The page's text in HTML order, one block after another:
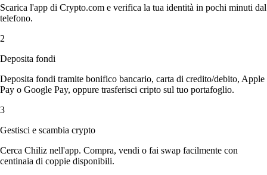
Scarica l'app di Crypto.com e verifica la tua identità in pochi minuti dal
telefono.
2
Deposita fondi
Deposita fondi tramite bonifico bancario, carta di credito/debito, Apple
Pay o Google Pay, oppure trasferisci cripto sul tuo portafoglio.
3
Gestisci e scambia crypto
Cerca Chiliz nell'app. Compra, vendi o fai swap facilmente con
centinaia di coppie disponibili.